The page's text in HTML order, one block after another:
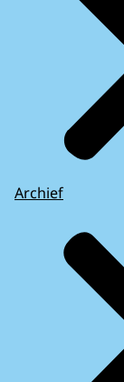
Archief